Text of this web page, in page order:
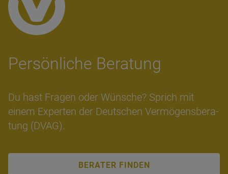
Per­sön­li­che Bera­tung
Du hast Fra­gen oder Wün­sche? Sprich mit
einem Ex­per­ten der Deut­schen Ver­mö­gens­be­ra­
tung (DVAG).
BERATER FINDEN